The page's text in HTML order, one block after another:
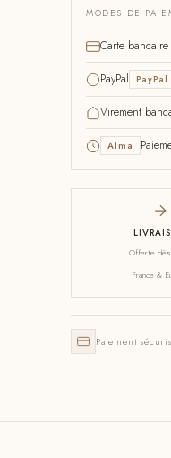
MODES DE
Carte bancaire
PayPal PayPal
Virement
Alma
Offerte
France &
Paiement